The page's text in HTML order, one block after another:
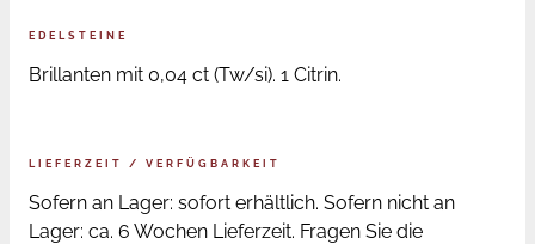
EDELSTEINE
Brillanten mit 0,04 ct (Tw/si). 1 Citrin.
LIEFERZEIT / VERFÜGBARKEIT
Sofern an Lager: sofort erhältlich. Sofern nicht an
Lager: ca. 6 Wochen Lieferzeit. Fragen Sie die